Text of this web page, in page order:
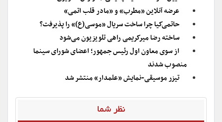
عرضه آنلاین «مطرب» و «مادر قلب اتمی»
حاتمی‌کیا چرا ساخت سریال «موسی(ع)» را پذیرفت؟
ساخته رضا میرکریمی راهی تلویزیون می‌شود
از سوی معاون اول رئیس جمهور؛ اعضای شورای سینما
منصوب شدند
تیزر موسیقی-نمایش «علمدار» منتشر شد
نظر شما